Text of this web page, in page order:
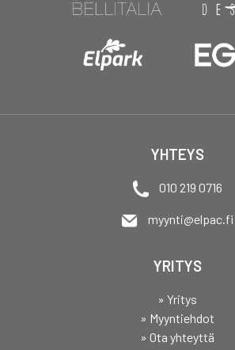
YHTEYS
010 219 0716
myynti@elpac.fi
YRITYS
» Yritys
» Myyntiehdot
» Ota yhteyttä